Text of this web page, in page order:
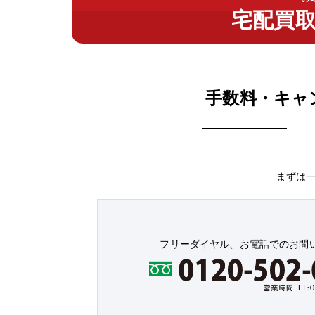
宅配買
手数料・キ
まずは
フリーダイヤル、お電話でのお問